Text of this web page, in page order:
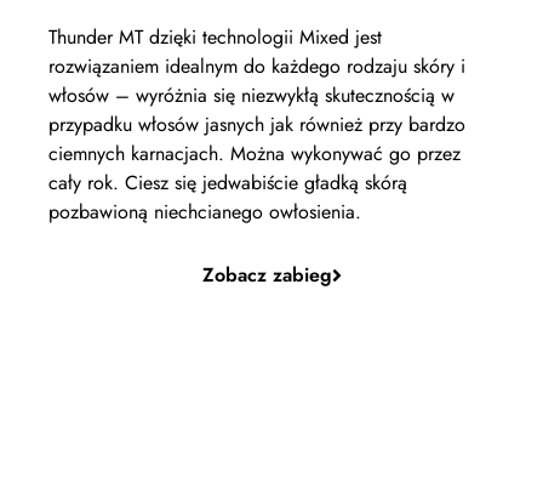
Thunder MT dzięki technologii Mixed jest
rozwiązaniem idealnym do każdego rodzaju skóry i
włosów – wyróżnia się niezwykłą skutecznością w
przypadku włosów jasnych jak również przy bardzo
ciemnych karnacjach. Można wykonywać go przez
cały rok. Ciesz się jedwabiście gładką skórą
pozbawioną niechcianego owłosienia.
Zobacz zabieg